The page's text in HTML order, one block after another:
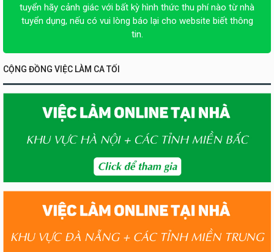
tuyển hãy cảnh giác với bất kỳ hình thức thu phí nào từ nhà
tuyển dụng, nếu có vui lòng báo lại cho website biết thông
tin.
CỘNG ĐỒNG VIỆC LÀM CA TỐI